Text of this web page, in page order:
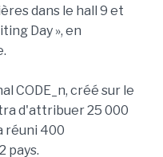
dans le hall 9 et
Day », en
CODE_n, créé sur le
d'attribuer 25 000
réuni 400
pays.